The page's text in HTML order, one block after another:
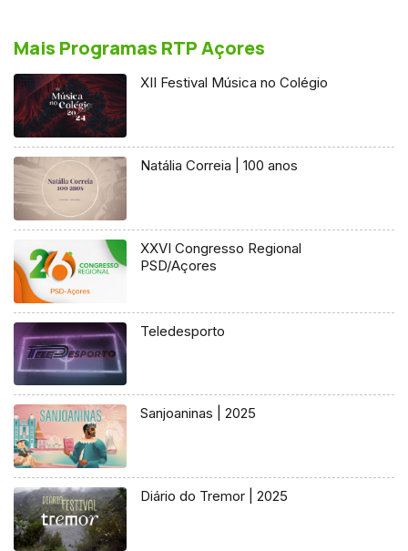
Mais Programas RTP Açores
XII Festival Música no Colégio
Natália Correia | 100 anos
XXVI Congresso Regional
PSD/Açores
Teledesporto
Sanjoaninas | 2025
Diário do Tremor | 2025